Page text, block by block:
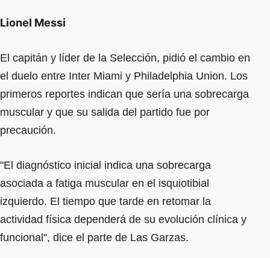
Lionel Messi
El capitán y líder de la Selección, pidió el cambio en
el duelo entre Inter Miami y Philadelphia Union. Los
primeros reportes indican que sería una sobrecarga
muscular y que su salida del partido fue por
precaución.
"El diagnóstico inicial indica una sobrecarga
asociada a fatiga muscular en el isquiotibial
izquierdo. El tiempo que tarde en retomar la
actividad física dependerá de su evolución clínica y
funcional", dice el parte de Las Garzas.